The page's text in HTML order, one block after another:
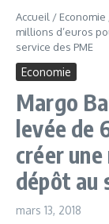
Accueil / Economie
millions d’euros
service des PME
Economie
Margo
levée de
créer
dépôt au
mars 13, 2018